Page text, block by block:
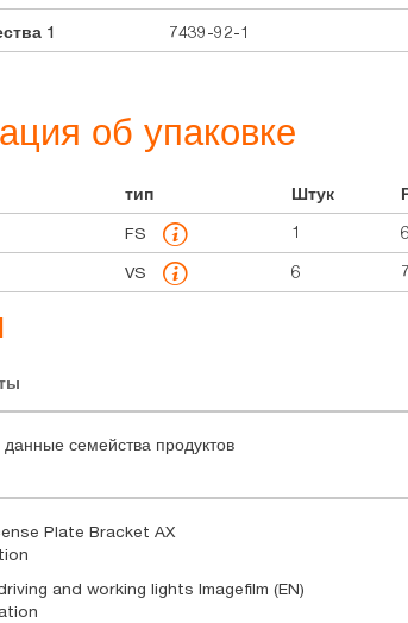
1 7439-92-1
об упаковке
тип Штук
FS 1
VS 6
данные семейства продуктов
Plate Bracket AX
and working lights Imagefilm (EN)